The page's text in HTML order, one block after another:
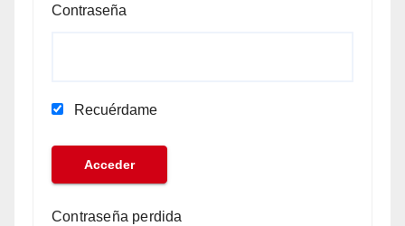
Contraseña
Recuérdame
Contraseña perdida